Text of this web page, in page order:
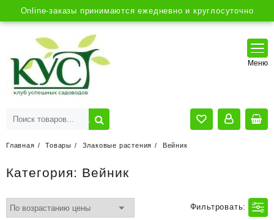
Online-заказы принимаются ежедневно и круглосуточно
Категория: Вейник
Главная Товары Злаковые растения Вейник
Фильтровать: